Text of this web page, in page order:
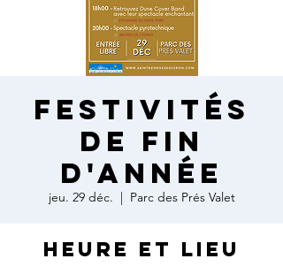
FESTIVITÉS
DE FIN
D'ANNÉE
jeu. 29 déc.
  |
Parc des Prés Valet
Heure et lieu